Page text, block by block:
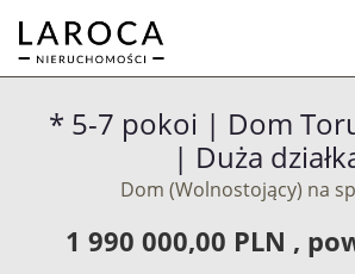
* 5-7 pokoi | Dom
| Duża
Dom (Wolnostojący) na
1 990 000,00 PLN ,